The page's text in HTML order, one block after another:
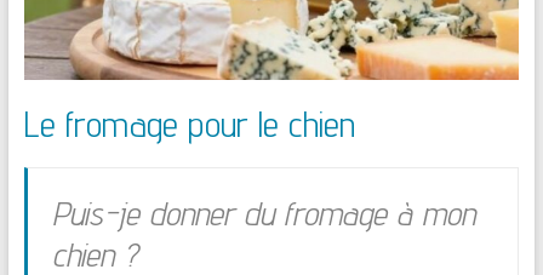
Le fromage pour le chien
Puis-je donner du fromage à mon
chien ?